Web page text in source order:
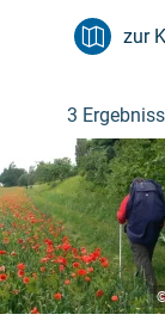
zur
3